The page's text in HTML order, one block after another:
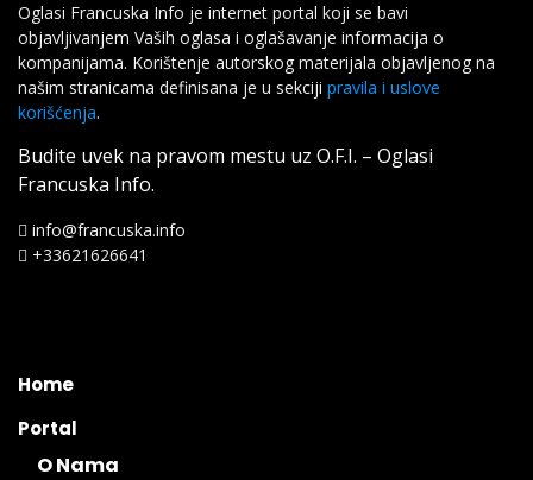
Oglasi Francuska Info je internet portal koji se bavi
objavljivanjem Vaših oglasa i oglašavanje informacija o
kompanijama. Korištenje autorskog materijala objavljenog na
našim stranicama definisana je u sekciji pravila i uslove
korišćenja.
Budite uvek na pravom mestu uz O.F.I. – Oglasi
Francuska Info.
info@francuska.info
+33621626641
Home
Portal
O Nama